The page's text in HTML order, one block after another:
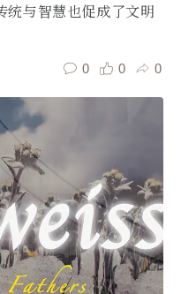
统与智慧也促成了文明
0 0 0